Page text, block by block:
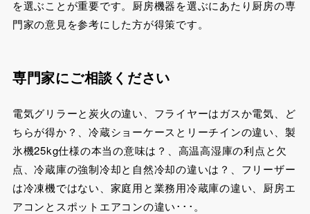
を選ぶことが重要です。厨房機器を選ぶにあたり厨房の専
門家の意見を参考にした方が得策です。
専門家にご相談ください
電気グリラーと炭火の違い、フライヤーはガスか電気、ど
ちらが得か？、冷蔵ショーケースとリーチインの違い、製
氷機25kg仕様の本当の意味は？、高温高湿庫の利点と欠
点、冷蔵庫の強制冷却と自然冷却の違いは？、フリーザー
は冷凍機ではない、家庭用と業務用冷蔵庫の違い、厨房エ
アコンとスポットエアコンの違い･･･。